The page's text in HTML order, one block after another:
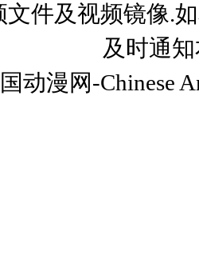
件及视频镜像.
及时通
动漫网-Chinese